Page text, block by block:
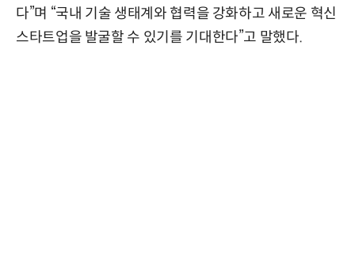
다”며 “국내 기술 생태계와 협력을 강화하고 새로운 혁신
스타트업을 발굴할 수 있기를 기대한다”고 말했다.